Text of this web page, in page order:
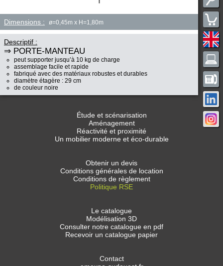
Dimensions : ø=0,45m x H=1,80m
Descriptif :
⇒ PORTE-MANTEAU
peut supporter jusqu’à 10 kg de charge
assemblage facile et rapide
fabriqué avec des matériaux robustes et durables
diamètre étagère : 29 cm
de couleur noire
Étude et scénarisation
Aménagement
Réactivité et proximité
Un mobilier moderne et éco-durable
Obtenir un devis
Conditions générales de location
Conditions de règlement
Politique RSE
Le catalogue
Modélisation 3D
Consulter notre catalogue en pdf
Recevoir un catalogue papier
Contact